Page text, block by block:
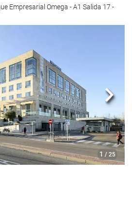
Empresarial Omega - A1 Salida 17 -
1 / 25